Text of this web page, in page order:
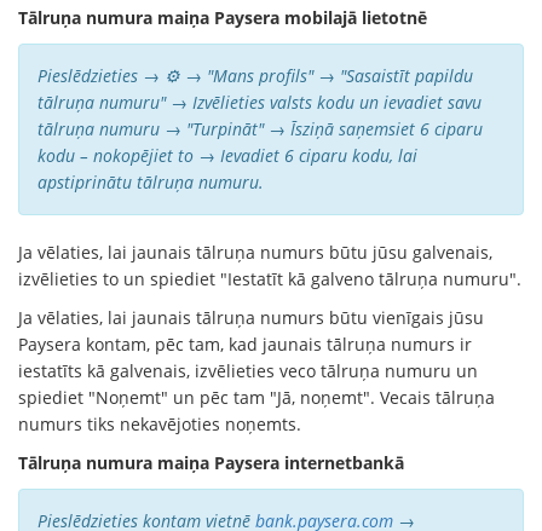
Tālruņa numura maiņa Paysera mobilajā lietotnē
Pieslēdzieties → ⚙️ → "Mans profils" → "Sasaistīt papildu
tālruņa numuru" → Izvēlieties valsts kodu un ievadiet savu
tālruņa numuru → "Turpināt" → Īsziņā saņemsiet 6 ciparu
kodu – nokopējiet to → Ievadiet 6 ciparu kodu, lai
apstiprinātu tālruņa numuru.
Ja vēlaties, lai jaunais tālruņa numurs būtu jūsu galvenais,
izvēlieties to un spiediet "Iestatīt kā galveno tālruņa numuru".
Ja vēlaties, lai jaunais tālruņa numurs būtu vienīgais jūsu
Paysera kontam, pēc tam, kad jaunais tālruņa numurs ir
iestatīts kā galvenais, izvēlieties veco tālruņa numuru un
spiediet "Noņemt" un pēc tam "Jā, noņemt". Vecais tālruņa
numurs tiks nekavējoties noņemts.
Tālruņa numura maiņa Paysera internetbankā
Pieslēdzieties kontam vietnē bank.paysera.com →